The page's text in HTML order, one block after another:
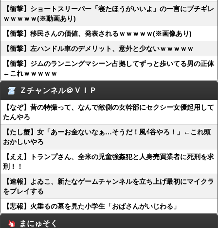
【衝撃】ショートスリーパー「寝たほうがいいよ」の一言にブチギレ
ｗｗｗｗｗ(※動画あり)
【衝撃】移民さんの価値、発表されるｗｗｗｗｗ(※画像あり)
【衝撃】左ハンドル車のデメリット、意外と少ないｗｗｗｗｗ
【衝撃】ジムのランニングマシーン占拠してずっと歩いてる男の正体
←これｗｗｗｗｗ
Ｚチャンネル＠ＶＩＰ
【なぞ】昔の特撮って、なんで敵側の女幹部にセクシー女優起用して
たんやろ
【たし蟹】女「あーお金ないなぁ…そうだ！風ｲ谷やろ！」←これ頭
おかしいやろ
【ええ】トランプさん、全米の児童強姦犯と人身売買業者に死刑を求
刑！！
【速報】よゐこ、新たなゲームチャンネルを立ち上げ最初にマイクラ
をプレイする
【悲報】火垂るの墓を見た小学生「おばさんがいじわる」
まにゅそく